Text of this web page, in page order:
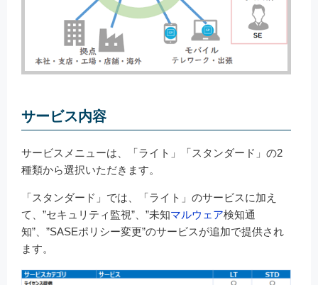
サービス内容
サービスメニューは、「ライト」「スタンダード」の2
種類から選択いただきます。
「スタンダード」では、「ライト」のサービスに加え
て、”セキュリティ監視”、”未知マルウェア検知通
知”、”SASEポリシー変更”のサービスが追加で提供され
ます。